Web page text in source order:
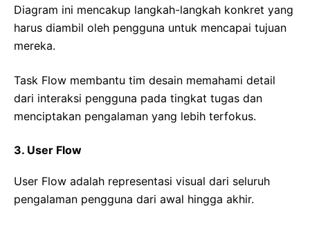
Diagram ini mencakup langkah-langkah konkret yang
harus diambil oleh pengguna untuk mencapai tujuan
mereka.
Task Flow membantu tim desain memahami detail
dari interaksi pengguna pada tingkat tugas dan
menciptakan pengalaman yang lebih terfokus.
3. User Flow
User Flow adalah representasi visual dari seluruh
pengalaman pengguna dari awal hingga akhir.